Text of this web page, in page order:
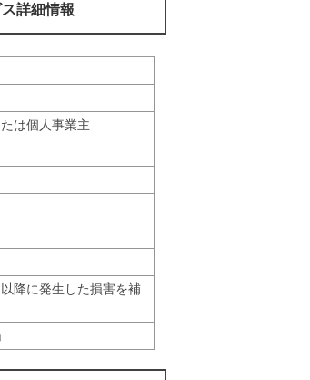
詳細情報
は個人事業主
降に発生した損害を補